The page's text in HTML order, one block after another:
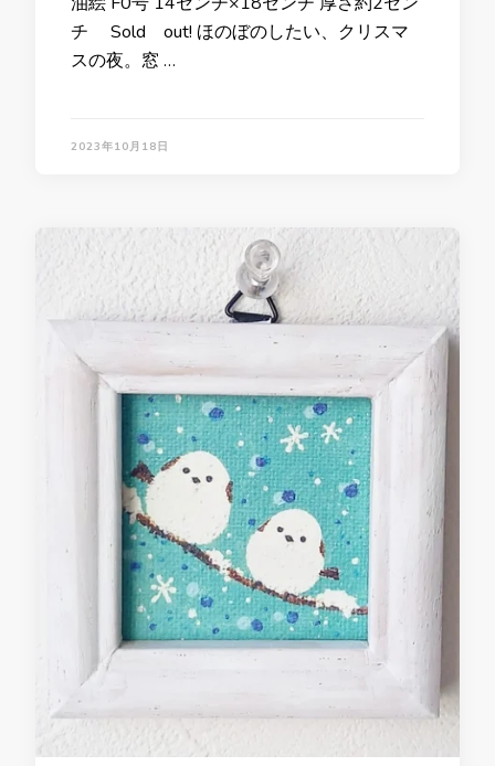
チ Sold out! ほのぼのしたい、クリスマ
スの夜。窓 …
2023年10月18日